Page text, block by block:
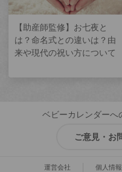
【助産師監修】お七夜と
は？命名式との違いは？由
来や現代の祝い方について
ベビーカレンダーへ
ご意見・お
運営会社 個人情